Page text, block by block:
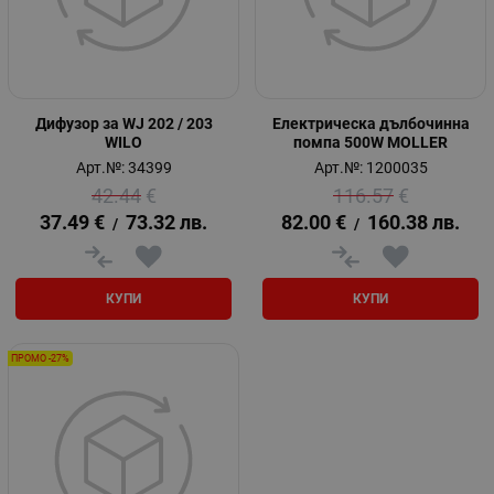
Дифузор за WJ 202 / 203
WILO
Арт.№: 34399
42.44 €
37.49 € / 73.32 лв.
КУПИ
Електрическа дълбочинна
помпа 500W MOLLER
Арт.№: 1200035
116.57 €
82.00 € / 160.38 лв.
КУПИ
ПРОМО -27%